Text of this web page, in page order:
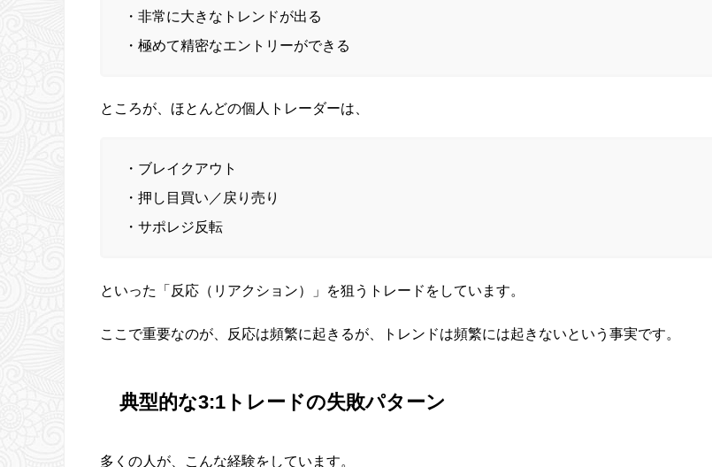
・非常に大きなトレンドが出る
・極めて精密なエントリーができる
ところが、ほとんどの個人トレーダーは、
・ブレイクアウト
・押し目買い／戻り売り
・サポレジ反転
といった「反応（リアクション）」を狙うトレードをしています。
ここで重要なのが、反応は頻繁に起きるが、トレンドは頻繁には起きないという事実です。
典型的な3:1トレードの失敗パターン
多くの人が、こんな経験をしています。